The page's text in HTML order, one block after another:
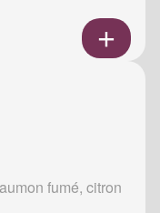
fumé, citron